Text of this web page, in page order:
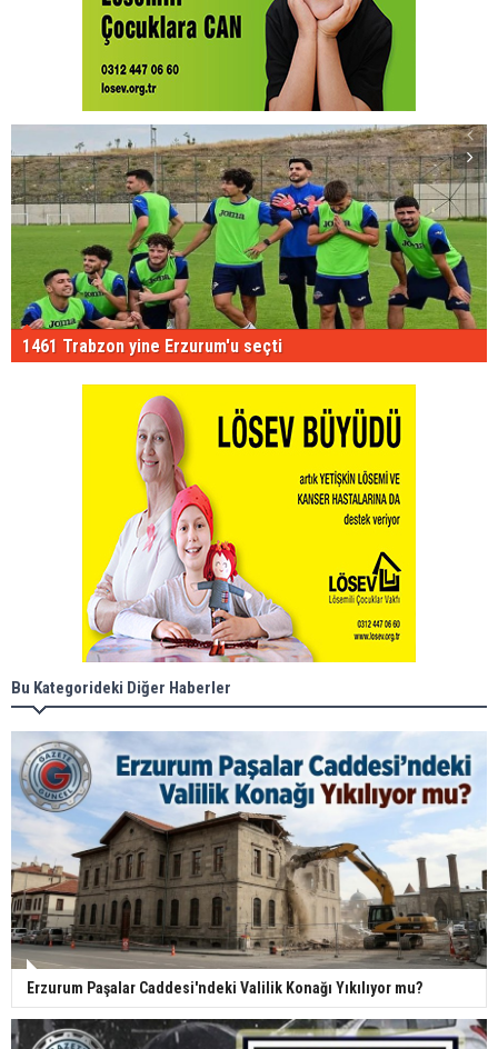
1461 Trabzon yine Erzurum'u seçti
Bu Kategorideki Diğer Haberler
Erzurum Paşalar Caddesi'ndeki Valilik Konağı Yıkılıyor mu?